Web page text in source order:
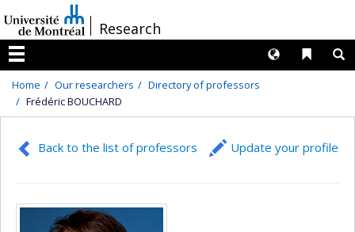
au
contenu
/Research
Menu
Liens
Langues
Home Our researchers
Directory of professors
Frédéric BOUCHARD
Back to the list of professors Update your profile